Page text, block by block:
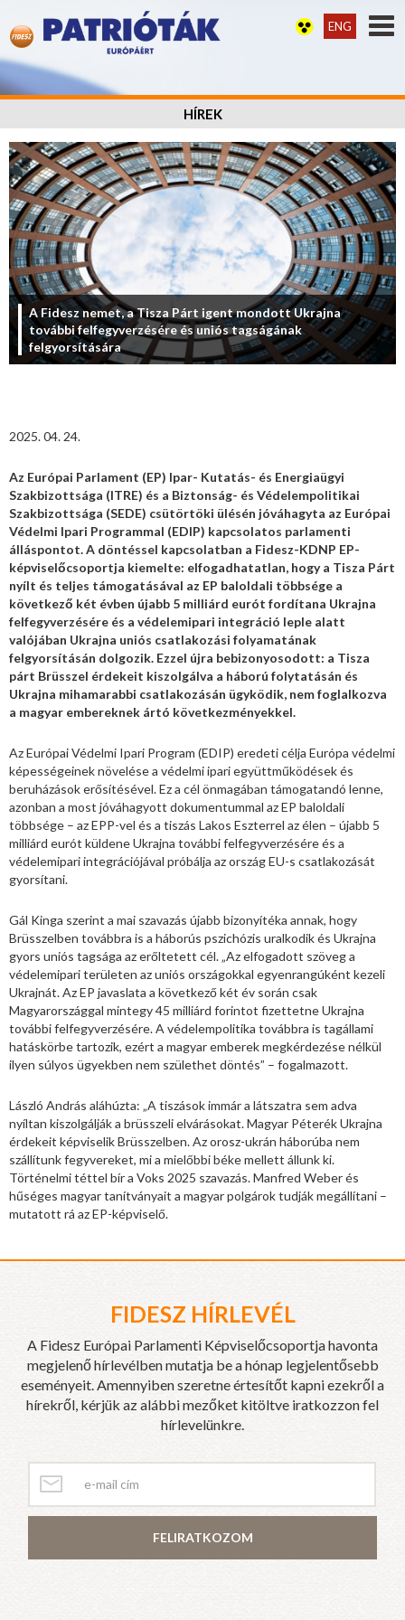
ENG
HÍREK
A Fidesz nemet, a Tisza Párt igent mondott Ukrajna
további felfegyverzésére és uniós tagságának
felgyorsítására
2025. 04. 24.
Az Európai Parlament (EP) Ipar- Kutatás- és Energiaügyi
Szakbizottsága (ITRE) és a Biztonság- és Védelempolitikai
Szakbizottsága (SEDE) csütörtöki ülésén jóváhagyta az Európai
Védelmi Ipari Programmal (EDIP) kapcsolatos parlamenti
álláspontot. A döntéssel kapcsolatban a Fidesz-KDNP EP-
képviselőcsoportja kiemelte: elfogadhatatlan, hogy a Tisza Párt
nyílt és teljes támogatásával az EP baloldali többsége a
következő két évben újabb 5 milliárd eurót fordítana Ukrajna
felfegyverzésére és a védelemipari integráció leple alatt
valójában Ukrajna uniós csatlakozási folyamatának
felgyorsításán dolgozik. Ezzel újra bebizonyosodott: a Tisza
párt Brüsszel érdekeit kiszolgálva a háború folytatásán és
Ukrajna mihamarabbi csatlakozásán ügyködik, nem foglalkozva
a magyar embereknek ártó következményekkel.
Az Európai Védelmi Ipari Program (EDIP) eredeti célja Európa védelmi
képességeinek növelése a védelmi ipari együttműködések és
beruházások erősítésével. Ez a cél önmagában támogatandó lenne,
azonban a most jóváhagyott dokumentummal az EP baloldali
többsége – az EPP-vel és a tiszás Lakos Eszterrel az élen – újabb 5
milliárd eurót küldene Ukrajna további felfegyverzésére és a
védelemipari integrációjával próbálja az ország EU-s csatlakozását
gyorsítani.
Gál Kinga szerint a mai szavazás újabb bizonyítéka annak, hogy
Brüsszelben továbbra is a háborús pszichózis uralkodik és Ukrajna
gyors uniós tagsága az erőltetett cél. „Az elfogadott szöveg a
védelemipari területen az uniós országokkal egyenrangúként kezeli
Ukrajnát. Az EP javaslata a következő két év során csak
Magyarországgal mintegy 45 milliárd forintot fizettetne Ukrajna
további felfegyverzésére. A védelempolitika továbbra is tagállami
hatáskörbe tartozik, ezért a magyar emberek megkérdezése nélkül
ilyen súlyos ügyekben nem születhet döntés” – fogalmazott.
László András aláhúzta: „A tiszások immár a látszatra sem adva
nyíltan kiszolgálják a brüsszeli elvárásokat. Magyar Péterék Ukrajna
érdekeit képviselik Brüsszelben. Az orosz-ukrán háborúba nem
szállítunk fegyvereket, mi a mielőbbi béke mellett állunk ki.
Történelmi téttel bír a Voks 2025 szavazás. Manfred Weber és
hűséges magyar tanítványait a magyar polgárok tudják megállítani –
mutatott rá az EP-képviselő.
FIDESZ HÍRLEVÉL
A Fidesz Európai Parlamenti Képviselőcsoportja havonta
megjelenő hírlevélben mutatja be a hónap legjelentősebb
eseményeit. Amennyiben szeretne értesítőt kapni ezekről a
hírekről, kérjük az alábbi mezőket kitöltve iratkozzon fel
hírlevelünkre.
FELIRATKOZOM